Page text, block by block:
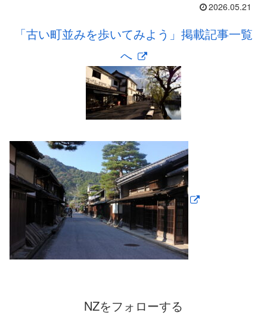
2026.05.21
「古い町並みを歩いてみよう」掲載記事一覧
へ
NZをフォローする